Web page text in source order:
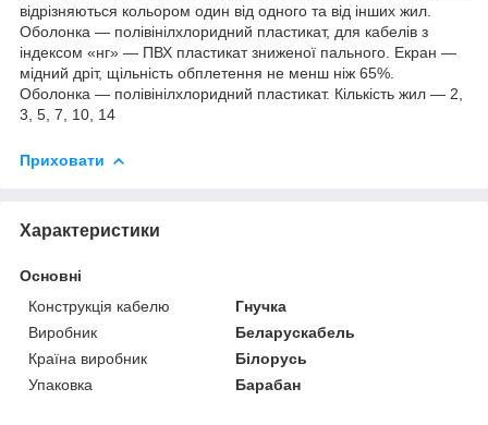
відрізняються кольором один від одного та від інших жил.
Оболонка — полівінілхлоридний пластикат, для кабелів з
індексом «нг» — ПВХ пластикат зниженої пального. Екран —
мідний дріт, щільність обплетення не менш ніж 65%.
Оболонка — полівінілхлоридний пластикат. Кількість жил — 2,
3, 5, 7, 10, 14
Приховати
Характеристики
Основні
Конструкція кабелю
Гнучка
Виробник
Беларускабель
Країна виробник
Білорусь
Упаковка
Барабан